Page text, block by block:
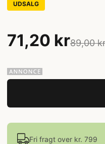
UDSALG
71,20 kr89,00
Fri fragt over kr. 799